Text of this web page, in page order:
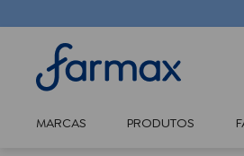
MARCAS PRODUTOS